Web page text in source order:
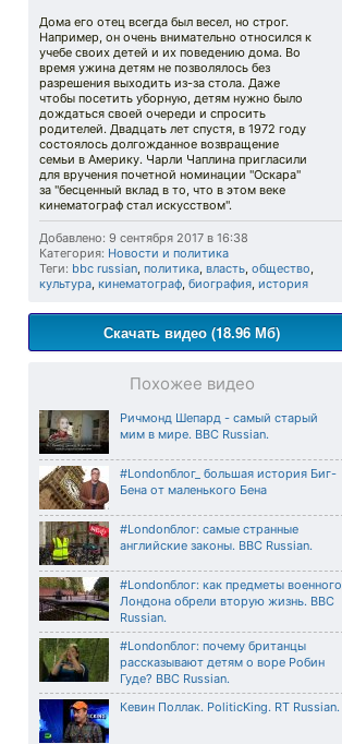
Дома его отец всегда был весел, но строг.
Например, он очень внимательно относился к
учебе своих детей и их поведению дома. Во
время ужина детям не позволялось без
разрешения выходить из-за стола. Даже
чтобы посетить уборную, детям нужно было
дождаться своей очереди и спросить
родителей. Двадцать лет спустя, в 1972 году
состоялось долгожданное возвращение
семьи в Америку. Чарли Чаплина пригласили
для вручения почетной номинации "Оскара"
за "бесценный вклад в то, что в этом веке
кинематограф стал искусством".
Добавлено: 9 сентября 2017 в 16:38
Категория: Новости и политика
Теги: bbc russian политика власть общество
культура кинематограф биография история
Скачать видео (18.96 Мб)
Похожее видео
Ричмонд Шепард - самый старый
мим в мире. BBC Russian.
#Londonблог_ большая история Биг-
Бена от маленького Бена
#Londonблог: самые странные
английские законы. BBC Russian.
#Londonблог: как предметы военного
Лондона обрели вторую жизнь. BBC
Russian.
#Londonблог: почему британцы
рассказывают детям о воре Робин
Гуде? BBC Russian.
Кевин Поллак. PoliticKing. RT Russian.